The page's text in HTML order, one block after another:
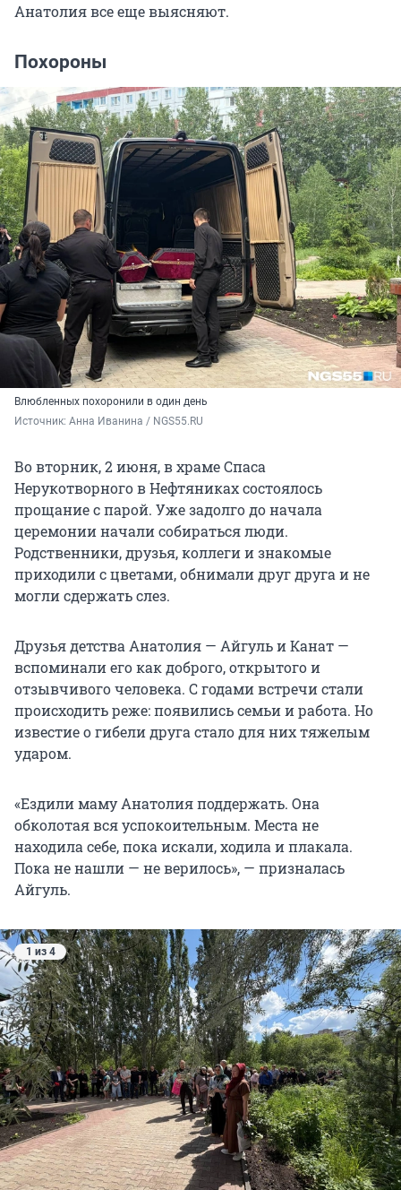
Анатолия все еще выясняют.
Похороны
Влюбленных похоронили в один день
Источник: Анна Иванина / NGS55.RU
Во вторник, 2 июня, в храме Спаса
Нерукотворного в Нефтяниках состоялось
прощание с парой. Уже задолго до начала
церемонии начали собираться люди.
Родственники, друзья, коллеги и знакомые
приходили с цветами, обнимали друг друга и не
могли сдержать слез.
Друзья детства Анатолия — Айгуль и Канат —
вспоминали его как доброго, открытого и
отзывчивого человека. С годами встречи стали
происходить реже: появились семьи и работа. Но
известие о гибели друга стало для них тяжелым
ударом.
«Ездили маму Анатолия поддержать. Она
обколотая вся успокоительным. Места не
находила себе, пока искали, ходила и плакала.
Пока не нашли — не верилось», — призналась
Айгуль.
1 из 4